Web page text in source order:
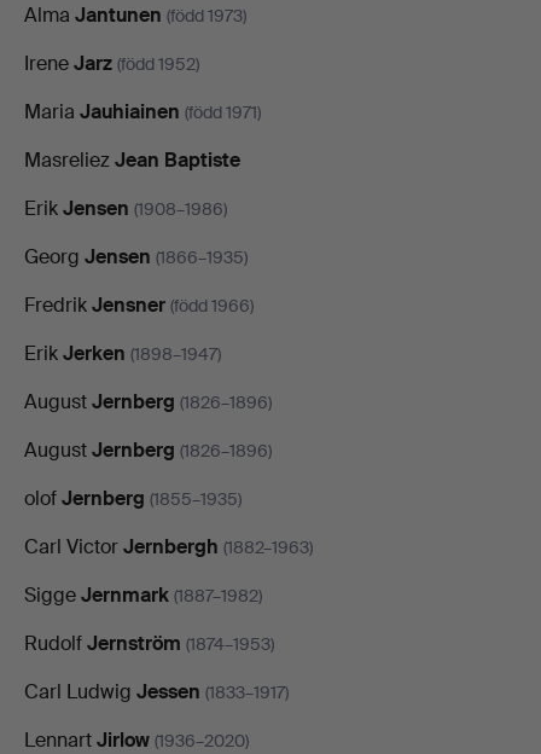
Alma Jantunen (född 1973)
IreneJarz (född 1952)
Maria Jauhiainen (född 1971)
MasreliezJean Baptiste
ErikJensen (1908–1986)
Georg Jensen (1866–1935)
FredrikJensner (född 1966)
ErikJerken (1898–1947)
AugustJernberg (1826–1896)
AugustJernberg (1826–1896)
olofJernberg (1855–1935)
Carl VictorJernbergh (1882–1963)
SiggeJernmark (1887–1982)
RudolfJernström (1874–1953)
Carl Ludwig Jessen (1833–1917)
LennartJirlow (1936–2020)